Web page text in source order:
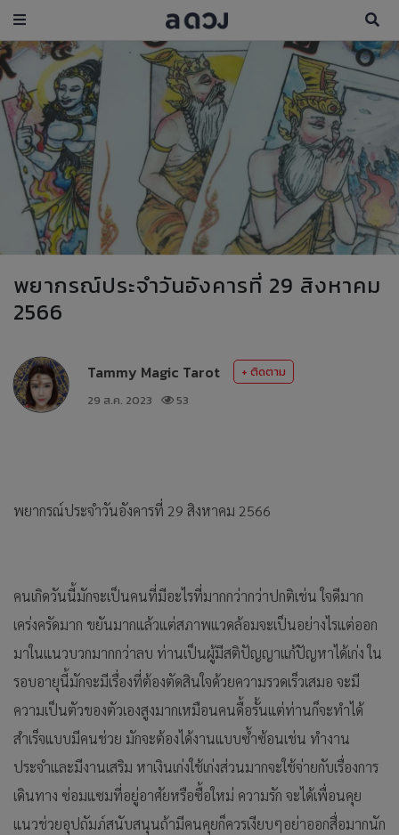
พยากรณ์ประจำวันอังคารที่ 29 สิงหาคม
2566
Tammy Magic Tarot
+ ติดตาม
29 ส.ค. 2023
53
พยากรณ์ประจำวันอังคารที่ 29 สิงหาคม 2566
คนเกิดวันนี้มักจะเป็นคนที่มีอะไรที่มากกว่ากว่าปกติเช่น ใจดีมาก
เคร่งครัดมาก ขยันมากแล้วแต่สภาพแวดล้อมจะเป็นอย่างไรแต่ออก
มาในแนวบวกมากกว่าลบ ท่านเป็นผู้มีสติปัญญาแก้ปัญหาได้เก่ง ใน
รอบอายุนี้มักจะมีเรื่องที่ต้องตัดสินใจด้วยความรวดเร็วเสมอ จะมี
ความเป็นตัวของตัวเองสูงมากเหมือนคนดื้อรั้นแต่ท่านก็จะทำได้
สำเร็จแบบมีคนช่วย มักจะต้องได้งานแบบซ้ำซ้อนเช่น ทำงาน
ประจำและมีงานเสริม หาเงินเก่งใช้เก่งส่วนมากจะใช้จ่ายกับเรื่องการ
เดินทาง ซ่อมแซมที่อยู่อาศัยหรือซื้อใหม่ ความรัก จะได้เพื่อนคุย
แนวช่วยอุปถัมภ์สนับสนุนถ้ามีคนคุยก็ควรเงียบๆอย่าออกสื่อมากนัก